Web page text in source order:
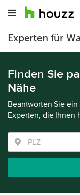
Experten für
Finden Sie
Nähe
Beantworten Sie
Experten, die Ihnen